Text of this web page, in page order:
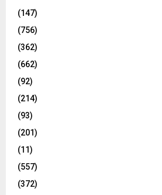
(147)
(756)
(362)
(662)
(92)
(214)
(93)
(201)
(11)
(557)
(372)